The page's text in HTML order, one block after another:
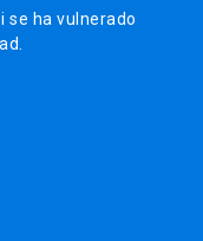
se ha vulnerado